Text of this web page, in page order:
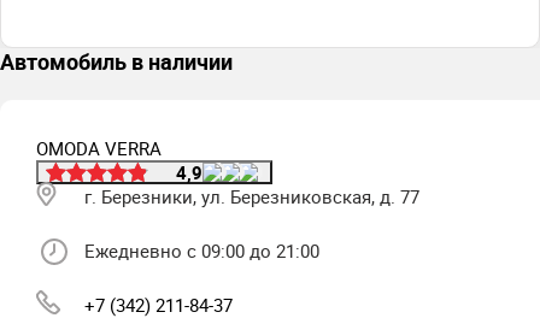
Автомобиль в наличии
OMODA VERRA
4,9
г. Березники, ул. Березниковская, д. 77
Ежедневно с 09:00 до 21:00
+7 (342) 211-84-37